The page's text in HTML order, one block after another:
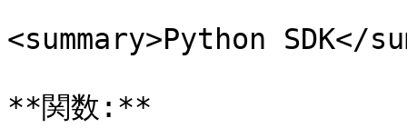
<summary>Python SDK</
**関数:**